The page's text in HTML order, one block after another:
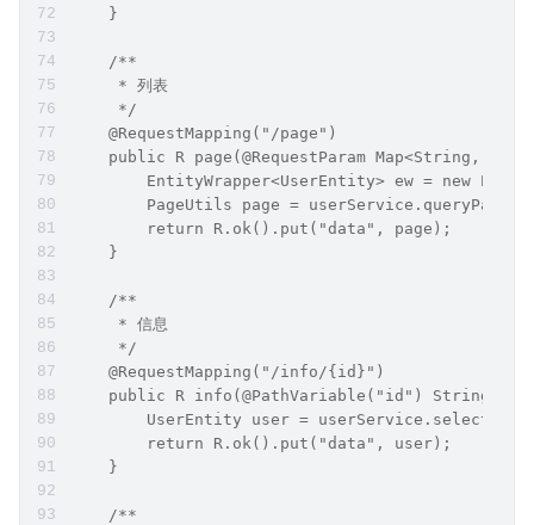
    }
    /**
     * 列表
     */
    @RequestMapping("/page")
public R page(@RequestParam Map<String,
EntityWrapper<UserEntity> ew = new
PageUtils page =
        return R.ok().put("data", page);
    }
    /**
     * 信息
     */
    @RequestMapping("/info/{id}")
public R info(@PathVariable("id") String
UserEntity user =
        return R.ok().put("data", user);
    }
    /**